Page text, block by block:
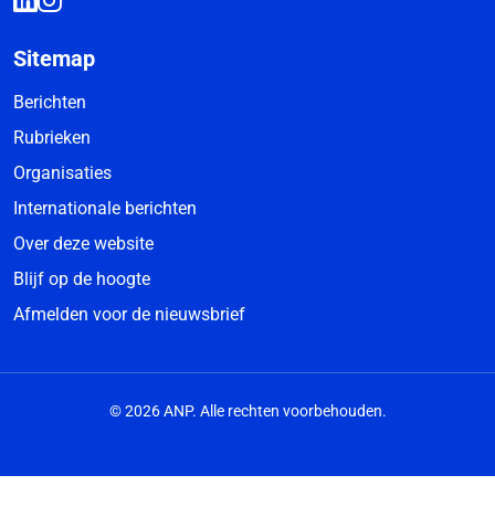
Sitemap
Berichten
Rubrieken
Organisaties
Internationale berichten
Over deze website
Blijf op de hoogte
Afmelden voor de nieuwsbrief
© 2026 ANP. Alle rechten voorbehouden.